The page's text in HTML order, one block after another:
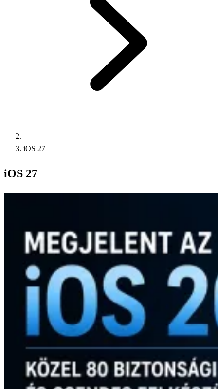
iOS 27
iOS 27